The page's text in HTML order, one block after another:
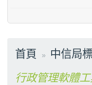
首頁 中信局
行政管理軟體